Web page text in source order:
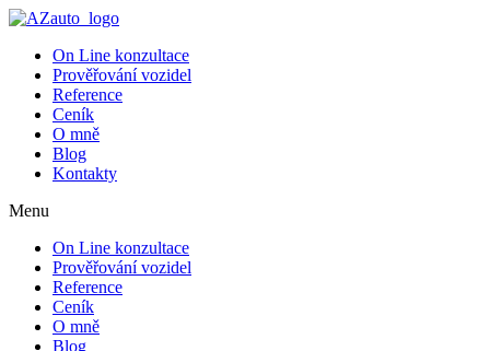
On Line konzultace
Prověřování vozidel
Reference
Ceník
O mně
Blog
Kontakty
Menu
On Line konzultace
Prověřování vozidel
Reference
Ceník
O mně
Blog